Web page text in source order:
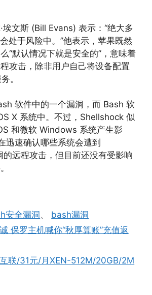
埃文斯 (Bill Evans) 表示：“绝大多
处于风险中。”他表示，苹果既然
“默认情况下就是安全的”，意味着
攻击，除非用户自己将设备配置
。
软件中的一个漏洞，而 Bash 软
X 系统中。不过，Shellshock 似
和微软 Windows 系统产生影
迅速确认哪些系统会遭到
远程攻击，但目前还没有受影响
安全漏洞 、 bash漏洞
保罗主机喊你“秋厚算账”充值返
联/31元/月XEN-512M/20GB/2M